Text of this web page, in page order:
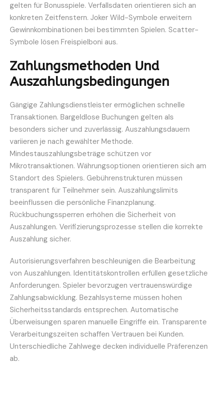
gelten für Bonusspiele. Verfallsdaten orientieren sich an
konkreten Zeitfenstern. Joker Wild-Symbole erweitern
Gewinnkombinationen bei bestimmten Spielen. Scatter-
Symbole lösen Freispielboni aus.
Zahlungsmethoden Und
Auszahlungsbedingungen
Gängige Zahlungsdienstleister ermöglichen schnelle
Transaktionen. Bargeldlose Buchungen gelten als
besonders sicher und zuverlässig. Auszahlungsdauern
variieren je nach gewählter Methode.
Mindestauszahlungsbeträge schützen vor
Mikrotransaktionen. Währungsoptionen orientieren sich am
Standort des Spielers. Gebührenstrukturen müssen
transparent für Teilnehmer sein. Auszahlungslimits
beeinflussen die persönliche Finanzplanung.
Rückbuchungssperren erhöhen die Sicherheit von
Auszahlungen. Verifizierungsprozesse stellen die korrekte
Auszahlung sicher.
Autorisierungsverfahren beschleunigen die Bearbeitung
von Auszahlungen. Identitätskontrollen erfüllen gesetzliche
Anforderungen. Spieler bevorzugen vertrauenswürdige
Zahlungsabwicklung. Bezahlsysteme müssen hohen
Sicherheitsstandards entsprechen. Automatische
Überweisungen sparen manuelle Eingriffe ein. Transparente
Verarbeitungszeiten schaffen Vertrauen bei Kunden.
Unterschiedliche Zahlwege decken individuelle Präferenzen
ab.